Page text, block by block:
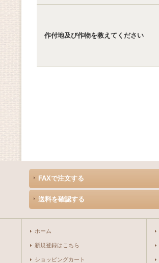
作付地及び作物を教えてください
FAXで注文する
送料を確認する
ホーム
新規登録はこちら
ショッピングカート